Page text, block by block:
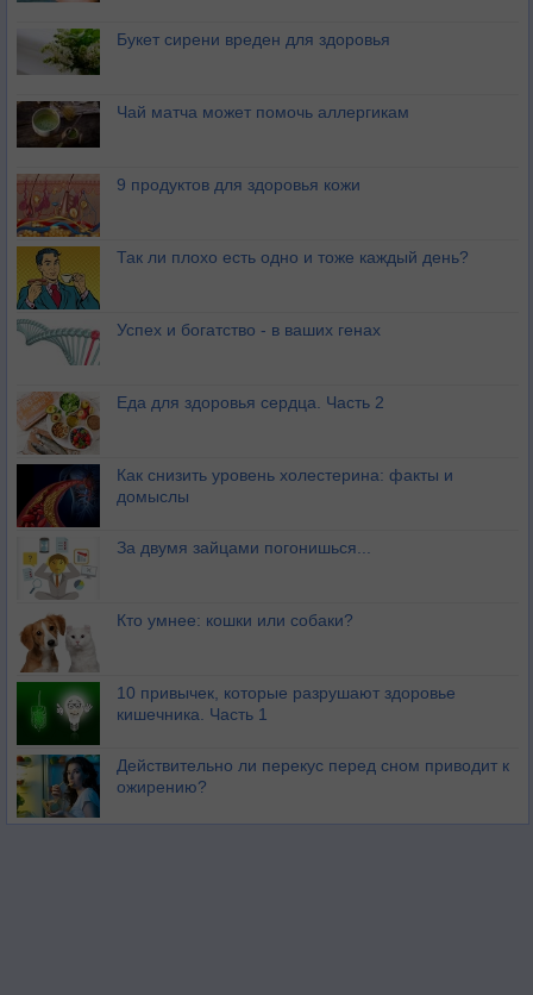
Букет сирени вреден для здоровья
Чай матча может помочь аллергикам
9 продуктов для здоровья кожи
Так ли плохо есть одно и тоже каждый день?
Успех и богатство - в ваших генах
Еда для здоровья сердца. Часть 2
Как снизить уровень холестерина: факты и
домыслы
За двумя зайцами погонишься...
Кто умнее: кошки или собаки?
10 привычек, которые разрушают здоровье
кишечника. Часть 1
Действительно ли перекус перед сном приводит к
ожирению?